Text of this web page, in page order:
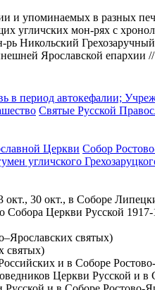
и упоминаемых в разных
угличских мон-рях с
Никольский
Ярославской
в период автокефалии;
Святые Русской
Церкви Собор
угличского
30 окт., в Соборе
Церкви Русской 1917-
святых)
святых)
и в Соборе
Церкви Русской и в